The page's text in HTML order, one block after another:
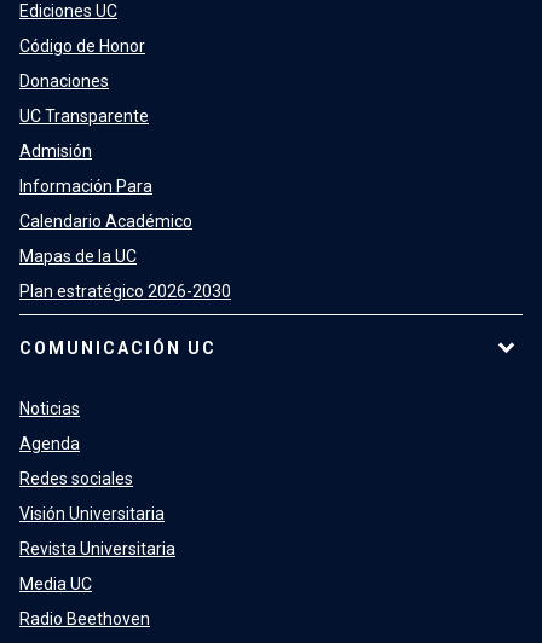
Ediciones UC
Código de Honor
Donaciones
UC Transparente
Admisión
Información Para
Calendario Académico
Mapas de la UC
Plan estratégico 2026-2030
COMUNICACIÓN UC
Noticias
Agenda
Redes sociales
Visión Universitaria
Revista Universitaria
Media UC
Radio Beethoven